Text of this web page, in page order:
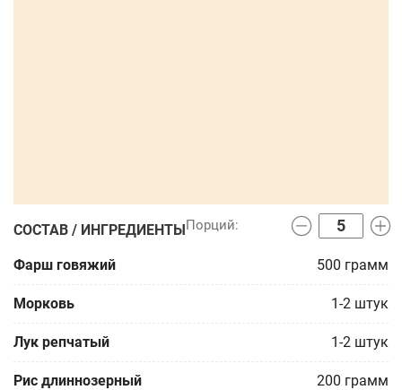
СОСТАВ / ИНГРЕДИЕНТЫ
Фарш говяжий 500 грамм
Морковь 1-2 штук
Лук репчатый 1-2 штук
Рис длиннозерный 200 грамм